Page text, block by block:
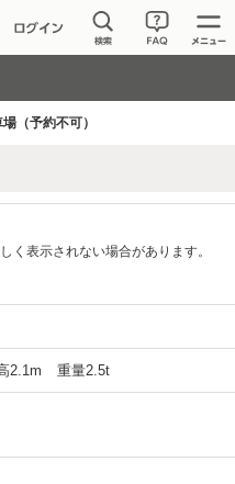
（予約不可）
く表示されない場合があります。
2.1m 重量2.5t